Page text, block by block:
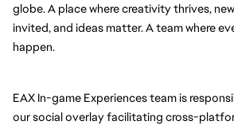
globe. A place where creativity thrives,
invited, and ideas matter. A team where
happen.
EAX In-game Experiences team is
our social overlay facilitating cross-